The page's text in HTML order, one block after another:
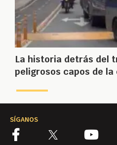
La historia detrás del
peligrosos capos de
SÍGANOS